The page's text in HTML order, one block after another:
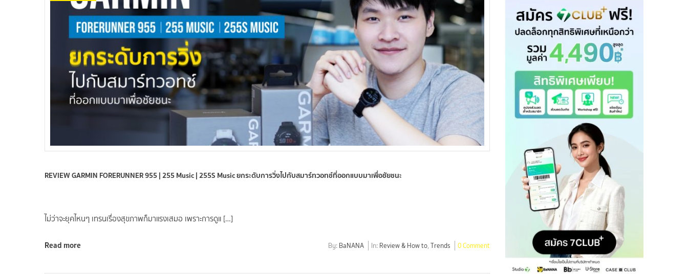
REVIEW GARMIN FORERUNNER 955 | 255 Music | 255S Music ยกระดับการวิ่งไปกับสมาร์ทวอทช์ที่ออกแบบมาเพื่อชัยชนะ
ไม่ว่าจะยุคไหนๆ เทรนเรื่องสุขภาพก็มาแรงเสมอ เพราะการดูแ […]
Read more By: BaNANA In: Review & How to, Trends 0 Comment